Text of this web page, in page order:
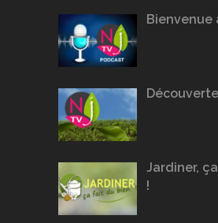
Bienvenue
Jardiner,
!